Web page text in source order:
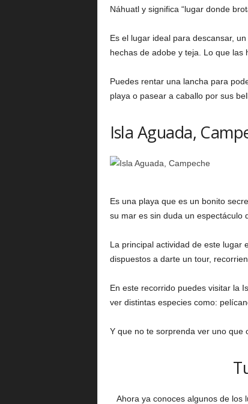
Náhuatl y significa “lugar donde
Es el lugar ideal para descansar,
hechas de adobe y teja. Lo que las
Puedes rentar una lancha para
playa o pasear a caballo por sus
Isla Aguada,
Es una playa que es un bonito
su mar es sin duda un espectáculo
La principal actividad de este lugar
dispuestos a darte un tour,
En este recorrido puedes visitar la
ver distintas especies como:
Y que no te sorprenda ver uno que
Ahora ya conoces algunos de los